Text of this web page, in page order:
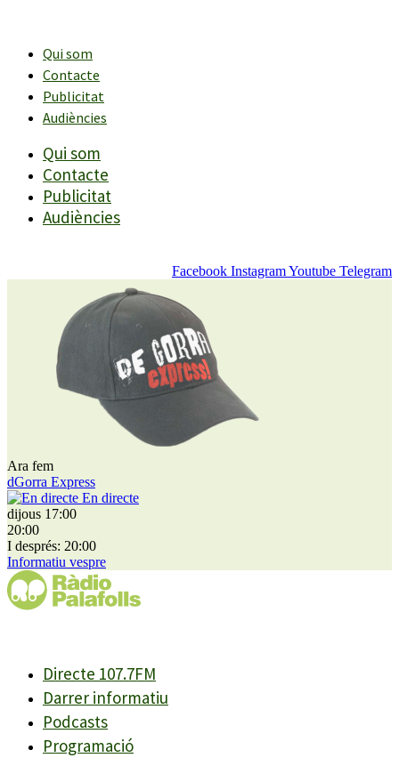
contingutQui som
Contacte
Publicitat
Audiències
Qui som
Contacte
Publicitat
Audiències
Facebook InstagramYoutube Telegram
Ara fem
dGorra Express
En directe
dijous 17:00
20:00
I després: 20:00
Informatiu vespre
Directe 107.7FM
Darrer informatiu
Podcasts
Programació